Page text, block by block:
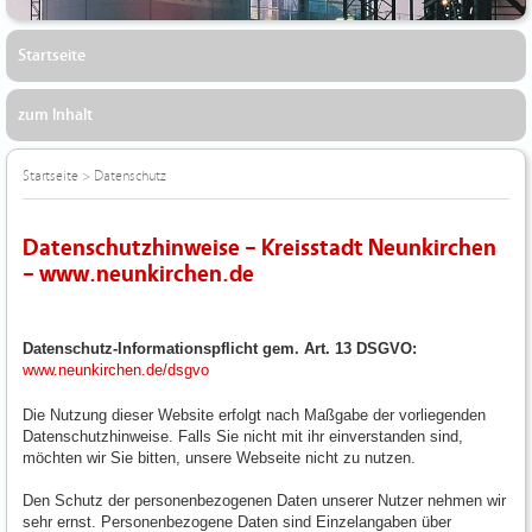
Startseite
zum Inhalt
Startseite > Datenschutz
Datenschutzhinweise – Kreisstadt Neunkirchen
– www.neunkirchen.de
Datenschutz-Informationspflicht gem. Art. 13 DSGVO:
www.neunkirchen.de/dsgvo
Die Nutzung dieser Website erfolgt nach Maßgabe der vorliegenden
Datenschutzhinweise. Falls Sie nicht mit ihr einverstanden sind,
möchten wir Sie bitten, unsere Webseite nicht zu nutzen.
Den Schutz der personenbezogenen Daten unserer Nutzer nehmen wir
sehr ernst. Personenbezogene Daten sind Einzelangaben über